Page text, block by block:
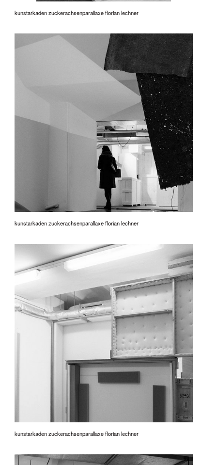
kunstarkaden zuckerachsenparallaxe florian lechner
kunstarkaden zuckerachsenparallaxe florian lechner
kunstarkaden zuckerachsenparallaxe florian lechner